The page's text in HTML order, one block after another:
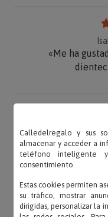
«Me ha
«Estupendo
dentales de los
Calledelregalo y sus
almacenar y acceder a
teléfono inteligente
consentimiento.
Estas cookies permiten
su tráfico, mostrar
dirigidas, personalizar la